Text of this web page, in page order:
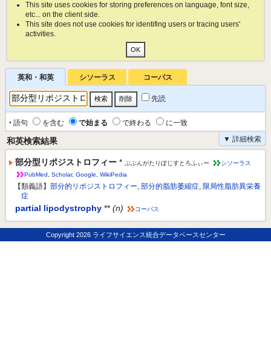
This site uses cookies for storing preferences on language, font size,
etc... on the client side.
This site does not use cookies for identifing users or tracing users'
activities.
英和・和英 シソーラス コーパス
先読
‣ 語句 を含む で始まる で終わる
に一致
▼ 詳細検索
和英検索結果
部分型リポジストロフィー * ぶぶんがたりぽじすとろふぃー
シソーラス
PubMed
Scholar, Google WikiPedia
【類義語】 部分的リポジストロフィー, 部分的脂肪萎縮症, 限局性脂肪異栄養
症
partial lipodystrophy ** (n) コーパス
Copyright2026 ライフサイエンス統合データベースセンター